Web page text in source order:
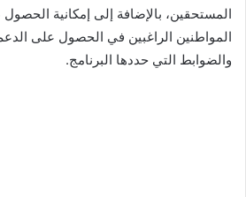
المستحقين، بالإضافة إلى إمكانية
المواطنين الراغبين في الحصول على
والضوابط التي حددها البرنامج.